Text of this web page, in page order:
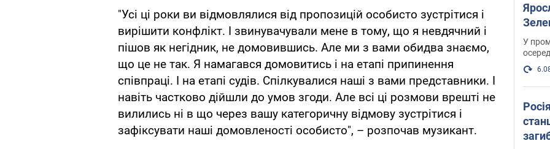
"Усі ці роки ви відмовлялися від пропозицій особисто зустрітися і
вирішити конфлікт. І звинувачували мене в тому, що я невдячний і
пішов як негідник, не домовившись. Але ми з вами обидва знаємо,
що це не так. Я намагався домовитись і на етапі припинення
співпраці. І на етапі судів. Спілкувалися наші з вами представники. І
навіть частково дійшли до умов згоди. Але всі ці розмови врешті не
вилились ні в що через вашу категоричну відмову зустрітися і
зафіксувати наші домовленості особисто", – розпочав музикант.
У